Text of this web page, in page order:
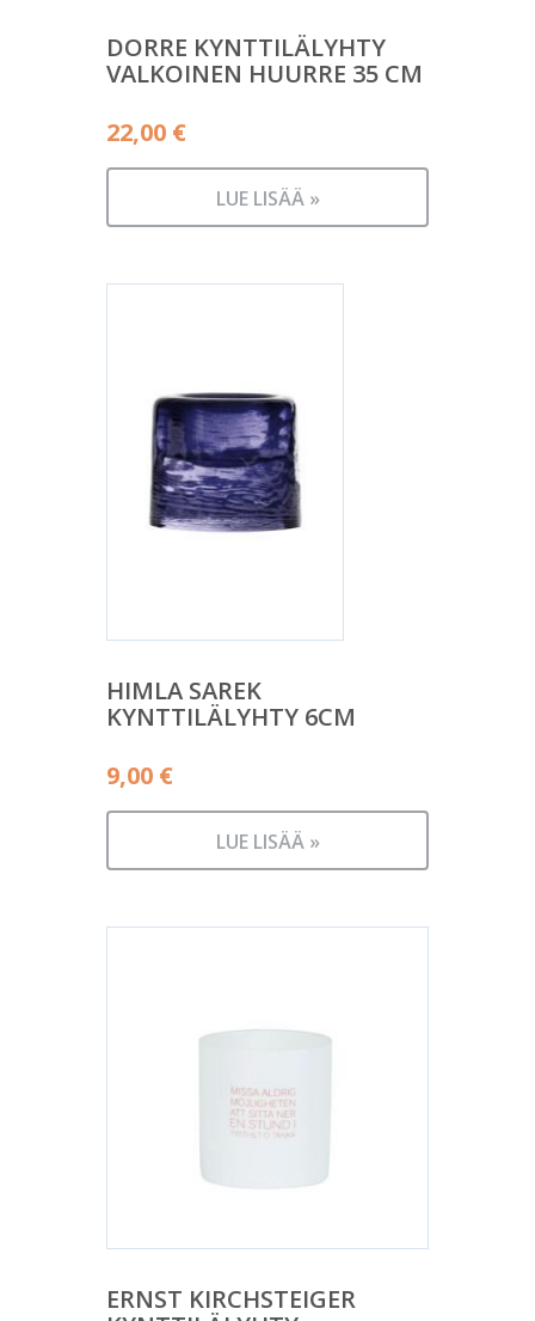
DORRE KYNTTILÄLYHTY
VALKOINEN HUURRE 35 CM
22,00 €
LUE LISÄÄ »
HIMLA SAREK
KYNTTILÄLYHTY 6CM
9,00 €
LUE LISÄÄ »
ERNST KIRCHSTEIGER